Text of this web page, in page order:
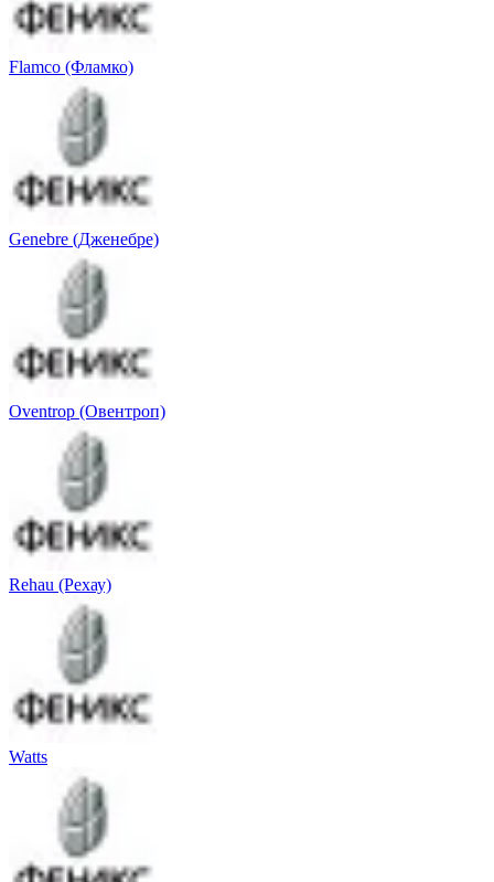
Flamco (Фламко)
Genebre (Дженебре)
Oventrop (Овентроп)
Rehau (Рехау)
Watts